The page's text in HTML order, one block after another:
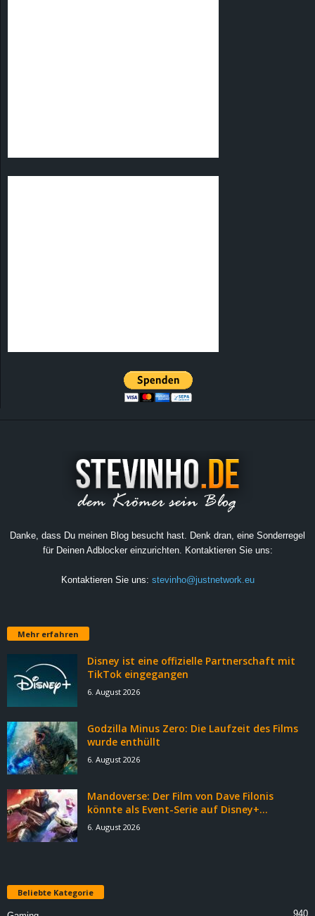
Danke, dass Du meinen Blog besucht hast. Denk dran, eine Sonderregel
für Deinen Adblocker einzurichten. Kontaktieren Sie uns:
Kontaktieren Sie uns: stevinho@justnetwork.eu
Mehr erfahren
Disney ist eine offizielle Partnerschaft mit
TikTok eingegangen
6. August 2026
Godzilla Minus Zero: Die Laufzeit des Films
wurde enthüllt
6. August 2026
Mandoverse: Der Film von Dave Filonis
könnte als Event-Serie auf Disney+...
6. August 2026
Beliebte Kategorie
940